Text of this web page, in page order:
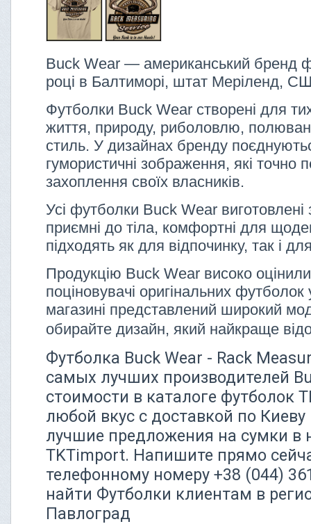
Buck Wear — американський бренд
році в Балтиморі, штат Меріленд,
Футболки Buck Wear створені для
життя, природу, риболовлю,
стиль. У дизайнах бренду
гумористичні зображення, які точно
захоплення своїх власників.
Усі футболки Buck Wear
приємні до тіла, комфортні для
підходять як для відпочинку, так і
Продукцію Buck Wear високо
поціновувачі оригінальних
магазині представлений широкий
обирайте дизайн, який найкраще
Футболка Buck Wear - Rack
самых лучших производителей
стоимости в каталоге футболок
любой вкус с доставкой по
лучшие предложения на сумки в
TKTimport. Напишите прямо
телефонному номеру +38 (044)
найти Футболки клиентам в
Павлоград